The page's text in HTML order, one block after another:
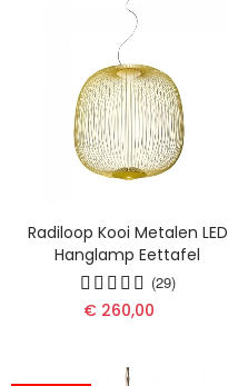
Radiloop Kooi Metalen LED
Hanglamp Eettafel
(29)
€ 260,00